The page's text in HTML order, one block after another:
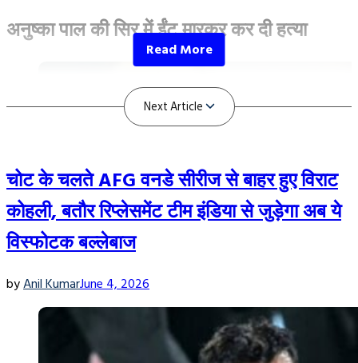
अनुष्का पाल की सिर में ईंट मारकर कर दी हत्या
चोट के चलते AFG वनडे सीरीज से बाहर हुए विराट
कोहली, बतौर रिप्लेसमेंट टीम इंडिया से जुड़ेगा अब ये
विस्फोटक बल्लेबाज
byAnil KumarJune 4, 2026